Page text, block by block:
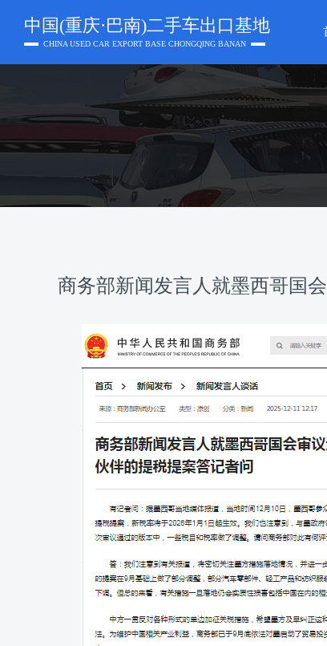
中国(重庆·巴南)二手车出口基地
CHINA USED CAR EXPORT BASE CHONGQING BANAN
商务部新闻发言人就墨西哥国